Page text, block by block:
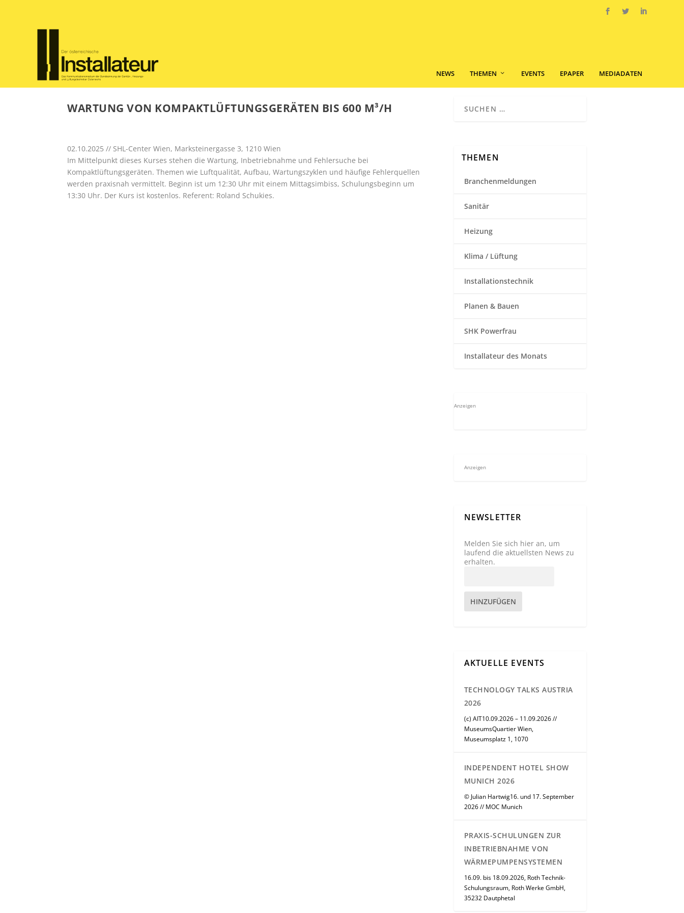
NEWS THEMEN EVENTS EPAPER MEDIADATEN
WARTUNG VON KOMPAKTLÜFTUNGSGERÄTEN BIS 600 M³/H
02.10.2025 // SHL-Center Wien, Marksteinergasse 3, 1210 Wien
Im Mittelpunkt dieses Kurses stehen die Wartung, Inbetriebnahme und Fehlersuche bei
Kompaktlüftungsgeräten. Themen wie Luftqualität, Aufbau, Wartungszyklen und häufige Fehlerquellen
werden praxisnah vermittelt. Beginn ist um 12:30 Uhr mit einem Mittagsimbiss, Schulungsbeginn um
13:30 Uhr. Der Kurs ist kostenlos. Referent: Roland Schukies.
THEMEN
Branchenmeldungen
Sanitär
Heizung
Klima / Lüftung
Installationstechnik
Planen & Bauen
SHK Powerfrau
Installateur des Monats
Anzeigen
Anzeigen
NEWSLETTER
Melden Sie sich hier an, um
laufend die aktuellsten News zu
erhalten.
HINZUFÜGEN
AKTUELLE EVENTS
TECHNOLOGY TALKS AUSTRIA
2026
(c) AIT10.09.2026 – 11.09.2026 //
MuseumsQuartier Wien,
Museumsplatz 1, 1070
INDEPENDENT HOTEL SHOW
MUNICH 2026
© Julian Hartwig16. und 17. September
2026 // MOC Munich
PRAXIS-SCHULUNGEN ZUR
INBETRIEBNAHME VON
WÄRMEPUMPENSYSTEMEN
16.09. bis 18.09.2026, Roth Technik-
Schulungsraum, Roth Werke GmbH,
35232 Dautphetal